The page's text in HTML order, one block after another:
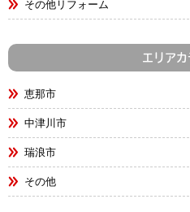
その他リフォーム
エリアカ
恵那市
中津川市
瑞浪市
その他